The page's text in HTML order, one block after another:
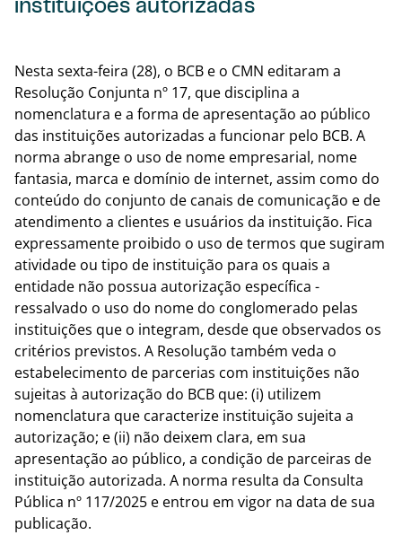
Nesta sexta-feira (28), o BCB e o CMN editaram a
Resolução Conjunta nº 17, que disciplina a
nomenclatura e a forma de apresentação ao público
das instituições autorizadas a funcionar pelo BCB. A
norma abrange o uso de nome empresarial, nome
fantasia, marca e domínio de internet, assim como do
conteúdo do conjunto de canais de comunicação e de
atendimento a clientes e usuários da instituição. Fica
expressamente proibido o uso de termos que sugiram
atividade ou tipo de instituição para os quais a
entidade não possua autorização específica -
ressalvado o uso do nome do conglomerado pelas
instituições que o integram, desde que observados os
critérios previstos. A Resolução também veda o
estabelecimento de parcerias com instituições não
sujeitas à autorização do BCB que: (i) utilizem
nomenclatura que caracterize instituição sujeita a
autorização; e (ii) não deixem clara, em sua
apresentação ao público, a condição de parceiras de
instituição autorizada. A norma resulta da Consulta
Pública nº 117/2025 e entrou em vigor na data de sua
publicação.